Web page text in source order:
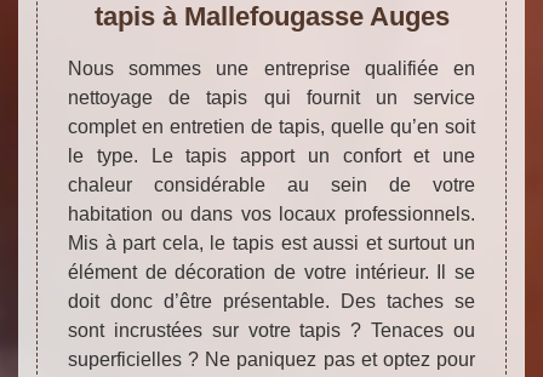
tapis à Mallefougasse Auges
Nous sommes une entreprise qualifiée en
nettoyage de tapis qui fournit un service
complet en entretien de tapis, quelle qu’en soit
le type. Le tapis apport un confort et une
chaleur considérable au sein de votre
habitation ou dans vos locaux professionnels.
Mis à part cela, le tapis est aussi et surtout un
élément de décoration de votre intérieur. Il se
doit donc d’être présentable. Des taches se
sont incrustées sur votre tapis ? Tenaces ou
superficielles ? Ne paniquez pas et optez pour